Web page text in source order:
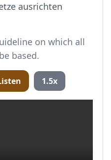
ausrichten
on which all
based.
1.5x